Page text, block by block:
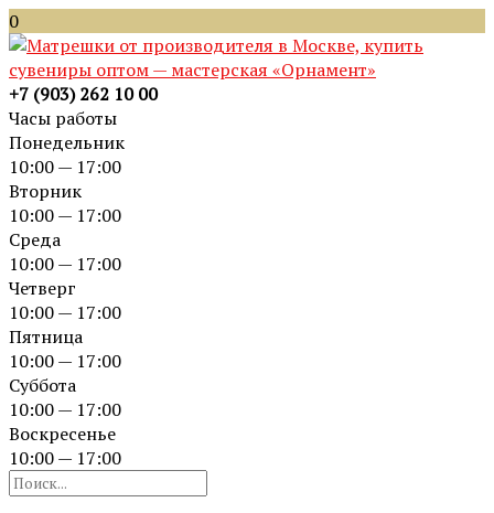
0
+7 (903) 262 10 00
Часы работы
Понедельник
10:00 — 17:00
Вторник
10:00 — 17:00
Среда
10:00 — 17:00
Четверг
10:00 — 17:00
Пятница
10:00 — 17:00
Суббота
10:00 — 17:00
Воскресенье
10:00 — 17:00